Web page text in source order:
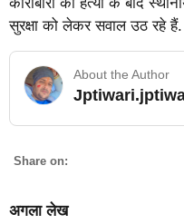
सुरक्षा को लेकर सवाल उठ रहे हैं.
About the Author
Share on:
अगला लेख